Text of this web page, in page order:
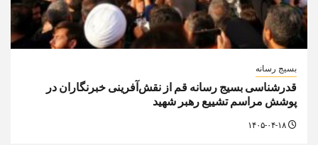
بسیج رسانه
قدرشناسی بسیج رسانه قم از نقش‌آفرینی خبرنگاران در
پوشش مراسم تشییع رهبر شهید